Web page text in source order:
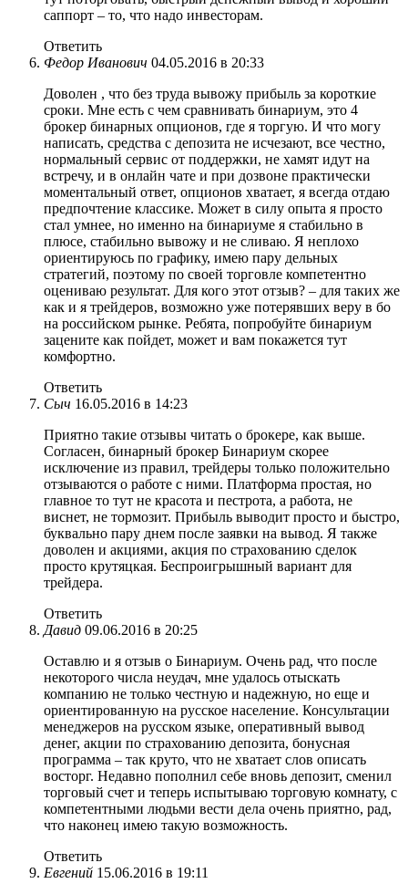
саппорт – то, что надо инвесторам.
Ответить
Федор Иванович 04.05.2016 в 20:33
Доволен , что без труда вывожу прибыль за короткие
сроки. Мне есть с чем сравнивать бинариум, это 4
брокер бинарных опционов, где я торгую. И что могу
написать, средства с депозита не исчезают, все честно,
нормальный сервис от поддержки, не хамят идут на
встречу, и в онлайн чате и при дозвоне практически
моментальный ответ, опционов хватает, я всегда отдаю
предпочтение классике. Может в силу опыта я просто
стал умнее, но именно на бинариуме я стабильно в
плюсе, стабильно вывожу и не сливаю. Я неплохо
ориентируюсь по графику, имею пару дельных
стратегий, поэтому по своей торговле компетентно
оцениваю результат. Для кого этот отзыв? – для таких же
как и я трейдеров, возможно уже потерявших веру в бо
на российском рынке. Ребята, попробуйте бинариум
зацените как пойдет, может и вам покажется тут
комфортно.
Ответить
Сыч 16.05.2016 в 14:23
Приятно такие отзывы читать о брокере, как выше.
Согласен, бинарный брокер Бинариум скорее
исключение из правил, трейдеры только положительно
отзываются о работе с ними. Платформа простая, но
главное то тут не красота и пестрота, а работа, не
виснет, не тормозит. Прибыль выводит просто и быстро,
буквально пару днем после заявки на вывод. Я также
доволен и акциями, акция по страхованию сделок
просто крутяцкая. Беспроигрышный вариант для
трейдера.
Ответить
Давид 09.06.2016 в 20:25
Оставлю и я отзыв о Бинариум. Очень рад, что после
некоторого числа неудач, мне удалось отыскать
компанию не только честную и надежную, но еще и
ориентированную на русское население. Консультации
менеджеров на русском языке, оперативный вывод
денег, акции по страхованию депозита, бонусная
программа – так круто, что не хватает слов описать
восторг. Недавно пополнил себе вновь депозит, сменил
торговый счет и теперь испытываю торговую комнату, с
компетентными людьми вести дела очень приятно, рад,
что наконец имею такую возможность.
Ответить
Евгений 15.06.2016 в 19:11